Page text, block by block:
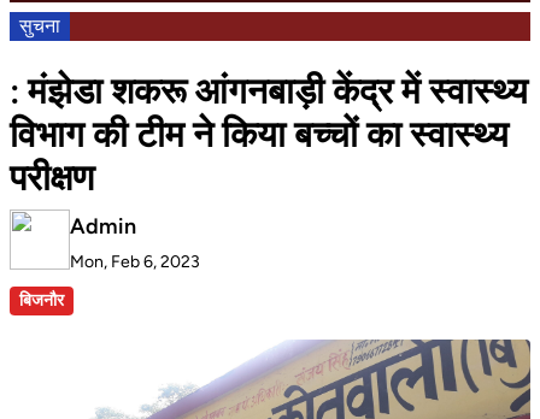
सुचना
: मंझेडा शकरू आंगनबाड़ी केंद्र में स्वास्थ्य
विभाग की टीम ने किया बच्चों का स्वास्थ्य
परीक्षण
Admin
Mon, Feb 6, 2023
बिजनौर